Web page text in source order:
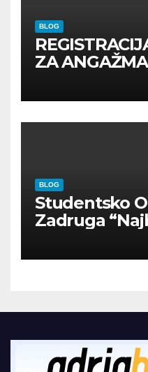
BLOG
ZA
BLOG
Studentsko
Zadruga